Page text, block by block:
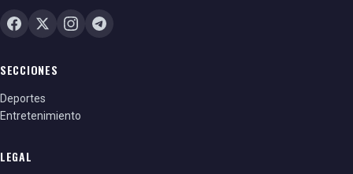
SECCIONES
Deportes
Entretenimiento
LEGAL